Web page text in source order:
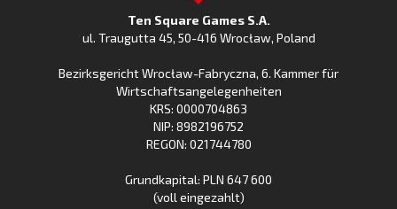
Store
Huawei
Gallery
Ten Square Games S.A.
ul. Traugutta 45, 50-416 Wrocław, Poland
Bezirksgericht Wrocław-Fabryczna, 6. Kammer für
Wirtschaftsangelegenheiten
KRS: 0000704863
NIP: 8982196752
REGON: 021744780
Grundkapital: PLN 647 600
(voll eingezahlt)